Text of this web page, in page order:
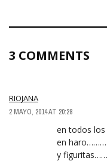
3 COMMENTS
RIOJANA
2 MAYO, 2014 AT 20:28
en todos
en
y